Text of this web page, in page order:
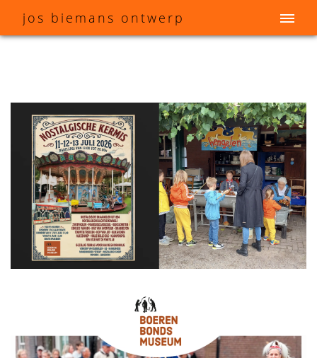
j os b iemans o ntwerp